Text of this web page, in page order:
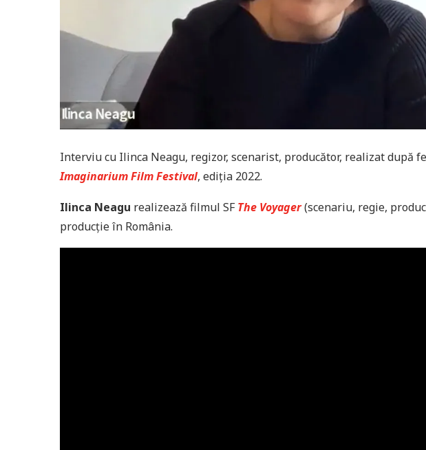
Interviu cu Ilinca Neagu, regizor, scenarist, producător, realizat după
Imaginarium Film Festival, ediția 2022.
Ilinca Neagu realizează filmul SF The Voyager(scenariu, regie,
producție în România.